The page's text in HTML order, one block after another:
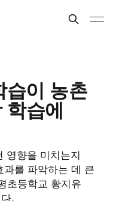
습이 농촌
학습에
영향을 미치는지
과를 파악하는 데 큰
초등학교 황지유
.